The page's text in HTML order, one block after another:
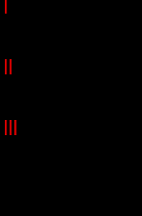
II
III